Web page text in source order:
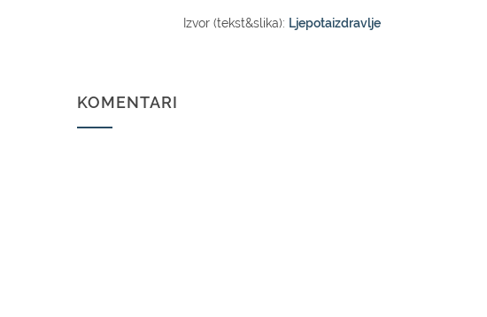
Izvor (tekst&slika): Ljepotaizdravlje
KOMENTARI